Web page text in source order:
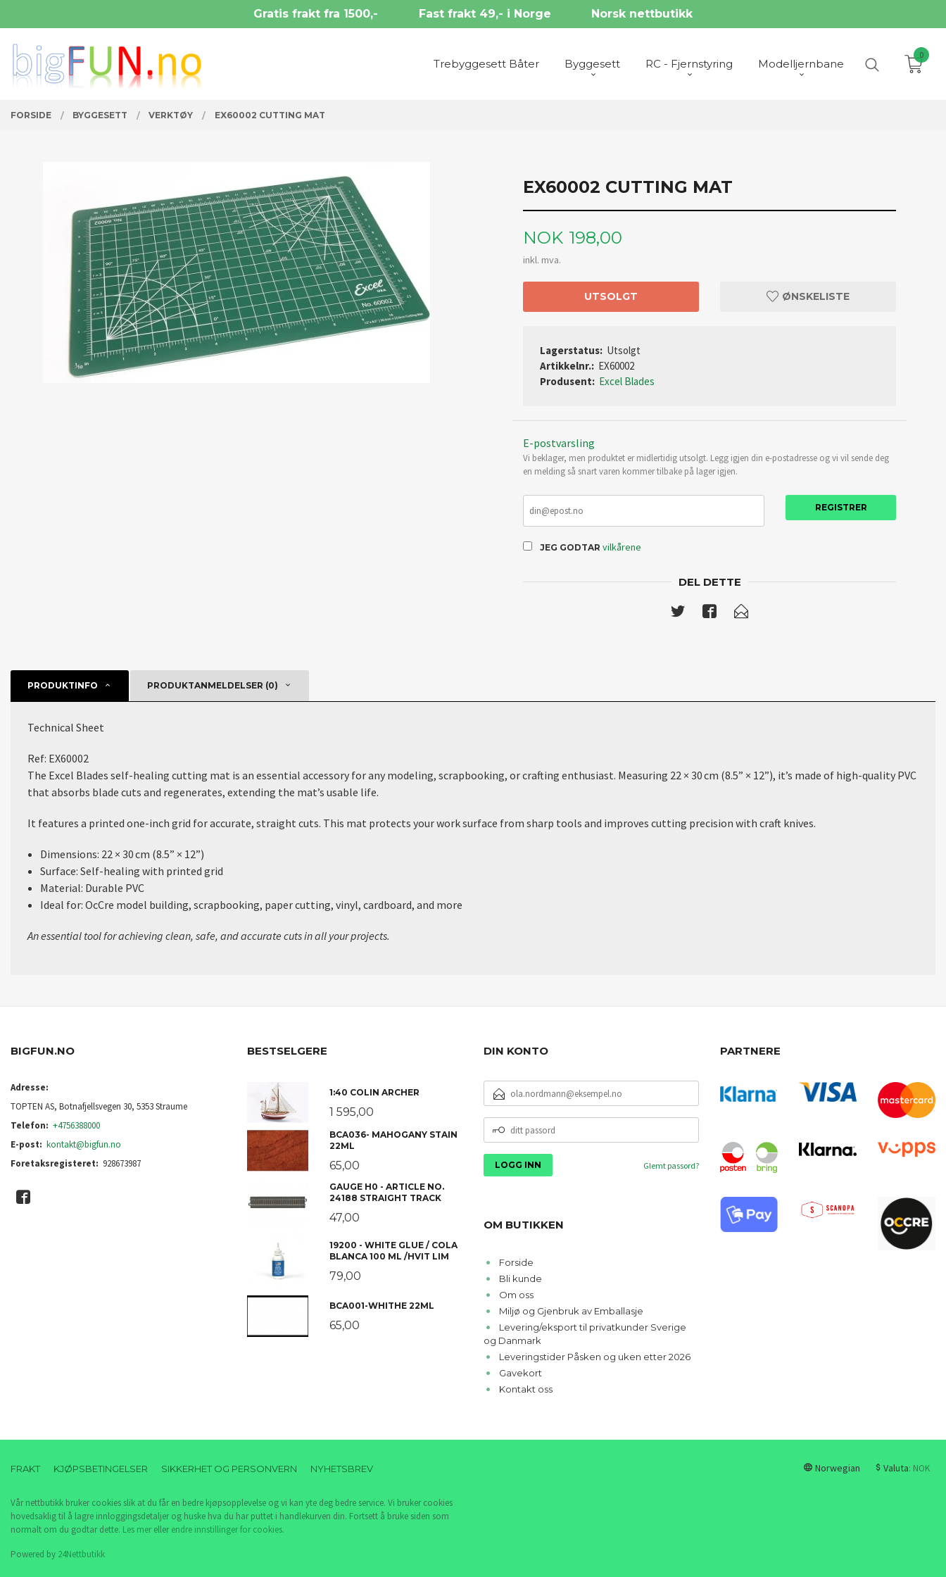
til
innholdet
Gratis frakt fra 1500,- Fast frakt 49,- i Norge Norsk nettbutikk
PRODUKTER
Trebyggesett Båter Byggesett RC - Fjernstyring Modelljernbane
0
FORSIDE BYGGESETT VERKTØY EX60002 CUTTING MAT
EX60002 CUTTING MAT
Pris
NOK 198,00
inkl. mva.
UTSOLGT ØNSKELISTE
Lagerstatus: Utsolgt
Artikkelnr.: EX60002
Produsent: Excel Blades
E-postvarsling
Vi beklager, men produktet er midlertidig utsolgt. Legg igjen din e-postadresse og vi vil sende deg
en melding så snart varen kommer tilbake på lager igjen.
JEG GODTAR vilkårene
REGISTRER
DEL DETTE
PRODUKTINFO PRODUKTANMELDELSER (0)
Technical Sheet
Ref: EX60002
The Excel Blades self-healing cutting mat is an essential accessory for any modeling, scrapbooking, or crafting enthusiast. Measuring 22 × 30 cm (8.5” × 12”), it’s made of high-quality PVC
that absorbs blade cuts and regenerates, extending the mat’s usable life.
It features a printed one-inch grid for accurate, straight cuts. This mat protects your work surface from sharp tools and improves cutting precision with craft knives.
Dimensions: 22 × 30 cm (8.5” × 12”)
Surface: Self-healing with printed grid
Material: Durable PVC
Ideal for: OcCre model building, scrapbooking, paper cutting, vinyl, cardboard, and more
An essential tool for achieving clean, safe, and accurate cutsin all your projects.
BIGFUN.NO
Adresse:
TOPTEN AS, Botnafjellsvegen 30, 5353 Straume
Telefon: +4756388000
E-post: kontakt@bigfun.no
Foretaksregisteret: 928673987
BESTSELGERE
1:40 COLIN ARCHER
1 595,00
BCA036- MAHOGANY STAIN
22ML
65,00
GAUGE H0 - ARTICLE NO.
24188 STRAIGHT TRACK
47,00
19200 - WHITE GLUE / COLA
BLANCA 100 ML /HVIT LIM
79,00
BCA001-WHITHE 22ML
65,00
DIN KONTO
POSTADRESSE
PASSORD
Glemt passord?
OM BUTIKKEN
Forside
Bli kunde
Om oss
Miljø og Gjenbruk av Emballasje
Levering/eksport til privatkunder Sverige
og Danmark
Leveringstider Påsken og uken etter 2026
Gavekort
Kontakt oss
PARTNERE
Norwegian Valuta: NOK
FRAKT KJØPSBETINGELSER SIKKERHET OG PERSONVERN NYHETSBREV
Vår nettbutikk bruker cookies slik at du får en bedre kjøpsopplevelse og vi kan yte deg bedre service. Vi bruker cookies
hovedsaklig til å lagre innloggingsdetaljer og huske hva du har puttet i handlekurven din. Fortsett å bruke siden som
normalt om du godtar dette. Les merellerendre innstillinger for cookies.
Powered by 24Nettbutikk